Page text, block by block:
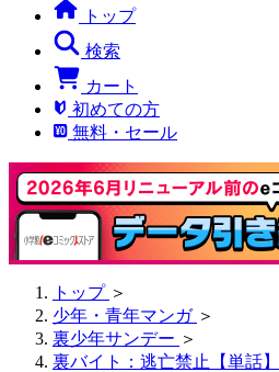
トップ
検索
カート
初めての方
無料・セール
トップ ＞
少年・青年マンガ ＞
裏少年サンデー ＞
裏バイト：逃亡禁止【単話】